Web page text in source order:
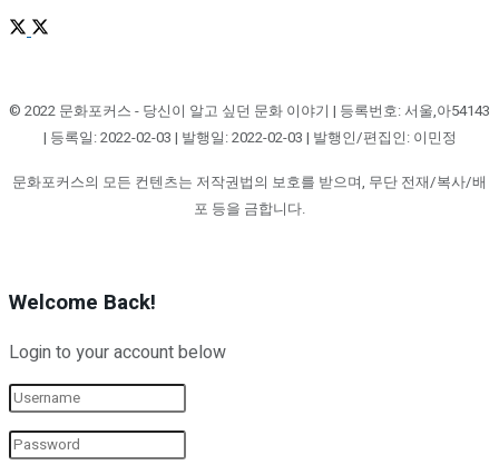
© 2022 문화포커스 - 당신이 알고 싶던 문화 이야기 | 등록번호: 서울,아54143
| 등록일: 2022-02-03 | 발행일: 2022-02-03 | 발행인/편집인: 이민정
문화포커스의 모든 컨텐츠는 저작권법의 보호를 받으며, 무단 전재/복사/배
포 등을 금합니다.
Welcome Back!
Login to your account below